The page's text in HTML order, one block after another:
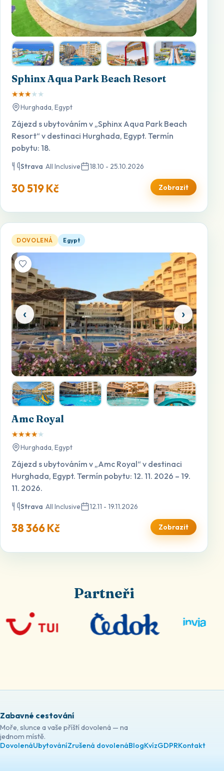
Sphinx Aqua Park Beach Resort
★★★★★
Hurghada, Egypt
Zájezd s ubytováním v „Sphinx Aqua Park Beach
Resort“ v destinaci Hurghada, Egypt. Termín
pobytu: 18.
Strava All Inclusive 18.10 - 25.10.2026
30 519 Kč Zobrazit
Amc Royal — otevřít detail
DOVOLENÁ Egypt
‹ ›
Amc Royal
★★★★★
Hurghada, Egypt
Zájezd s ubytováním v „Amc Royal“ v destinaci
Hurghada, Egypt. Termín pobytu: 12. 11. 2026 – 19.
11. 2026.
Strava All Inclusive 12.11 - 19.11.2026
38 366 Kč Zobrazit
Partneři
Zabavné cestování
Moře, slunce a vaše příští dovolená — na
jednom místě.
DovolenáUbytováníZrušená dovolenáBlogKvízGDPRKontakt